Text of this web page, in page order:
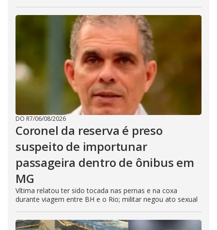
DO R7/06/08/2026
Coronel da reserva é preso
suspeito de importunar
passageira dentro de ônibus em
MG
Vítima relatou ter sido tocada nas pernas e na coxa
durante viagem entre BH e o Rio; militar negou ato sexual